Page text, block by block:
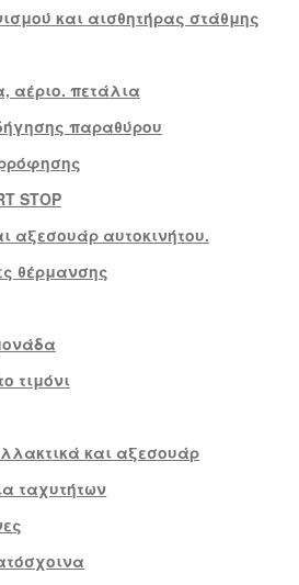
και αισθητήρας στάθμης
αέριο. πετάλια
παραθύρου
STOP
αξεσουάρ αυτοκινήτου.
θέρμανσης
τιμόνι
και αξεσουάρ
ταχυτήτων